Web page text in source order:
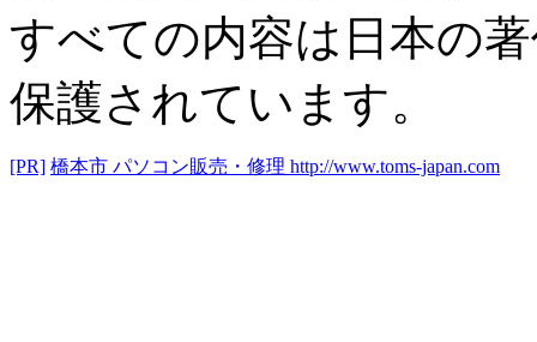
すべての内容は日本の
保護されています。
[PR] 橋本市 パソコン販売・修理 http://www.toms-japan.com